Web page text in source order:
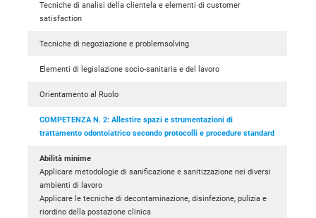
Tecniche di analisi della clientela e elementi di customer
satisfaction
Tecniche di negoziazione e problemsolving
Elementi di legislazione socio-sanitaria e del lavoro
Orientamento al Ruolo
COMPETENZA N. 2: Allestire spazi e strumentazioni di
trattamento odontoiatrico secondo protocolli e procedure standard
Abilità minime
Applicare metodologie di sanificazione e sanitizzazione nei diversi
ambienti di lavoro
Applicare le tecniche di decontaminazione, disinfezione, pulizia e
riordino della postazione clinica